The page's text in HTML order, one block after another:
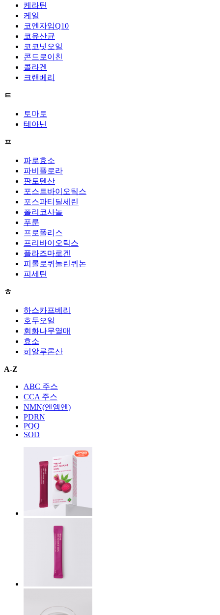
케라틴
케일
코엔자임Q10
코유산균
코코넛오일
콘드로이친
콜라겐
크랜베리
ㅌ
토마토
테아닌
ㅍ
파로효소
파비플로라
판토텐산
포스트바이오틱스
포스파티딜세린
폴리코사놀
푸룬
프로폴리스
프리바이오틱스
플라즈마로겐
피롤로퀴놀린퀴논
피세틴
ㅎ
하스카프베리
호두오일
회화나무열매
효소
히알루론산
A-Z
ABC 주스
CCA 주스
NMN(엔엠엔)
PDRN
PQQ
SOD